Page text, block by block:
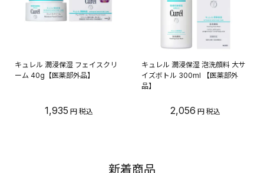
キュレル 潤浸保湿 フェイスクリ
ーム 40g【医薬部外品】
1,935
キュレル 潤浸保湿 泡洗顔料 大サ
イズボトル 300ml 【医薬部外
品】
2,056
新着商品